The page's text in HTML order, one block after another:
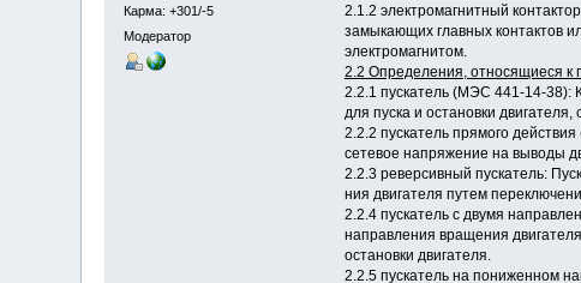
Карма: +301/-5
Модератор
2.1.2 электромагнитный
замыкающих главных контактов
электромагнитом.
2.2 Определения, относящиеся к
2.2.1 пускатель (МЭС 441-14-38):
для пуска и остановки двигателя,
2.2.2 пускатель прямого
сетевое напряжение на выводы
2.2.3 реверсивный пускатель:
ния двигателя путем
2.2.4 пускатель с двумя
направления вращения
остановки двигателя.
2.2.5 пускатель на пониженном